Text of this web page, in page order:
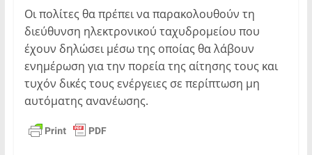
Οι πολίτες θα πρέπει να παρακολουθούν τη
διεύθυνση ηλεκτρονικού ταχυδρομείου που
έχουν δηλώσει μέσω της οποίας θα λάβουν
ενημέρωση για την πορεία της αίτησης τους και
τυχόν δικές τους ενέργειες σε περίπτωση μη
αυτόματης ανανέωσης.